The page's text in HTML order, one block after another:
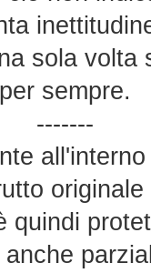
sola volta
per sempre.
-------
originale
quindi
anche